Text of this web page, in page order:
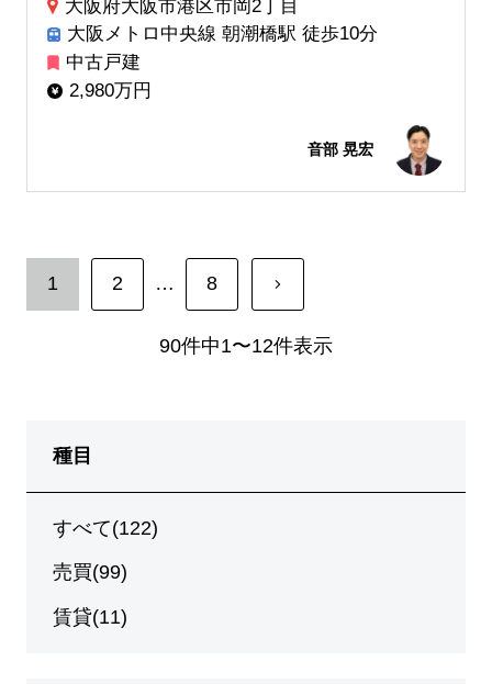
大阪府大阪市港区市岡2丁目
大阪メトロ中央線 朝潮橋駅 徒歩10分
中古戸建
2,980万円
音部 晃宏
1 2 … 8
90件中1〜12件表示
種目
すべて(122)
売買(99)
賃貸(11)